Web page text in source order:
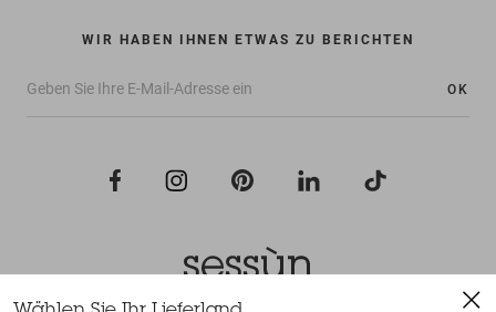
WIR HABEN IHNEN ETWAS ZU BERICHTEN
OK